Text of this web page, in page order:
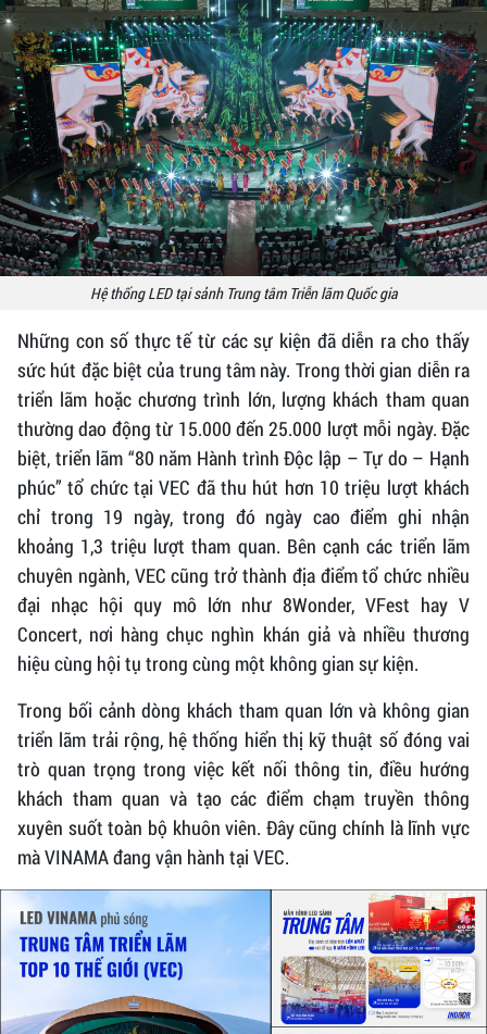
Hệ thống LED tại sảnh Trung tâm Triễn lãm Quốc gia
Những con số thực tế từ các sự kiện đã diễn ra cho thấy
sức hút đặc biệt của trung tâm này. Trong thời gian diễn ra
triển lãm hoặc chương trình lớn, lượng khách tham quan
thường dao động từ 15.000 đến 25.000 lượt mỗi ngày. Đặc
biệt, triển lãm “80 năm Hành trình Độc lập – Tự do – Hạnh
phúc” tổ chức tại VEC đã thu hút hơn 10 triệu lượt khách
chỉ trong 19 ngày, trong đó ngày cao điểm ghi nhận
khoảng 1,3 triệu lượt tham quan. Bên cạnh các triển lãm
chuyên ngành, VEC cũng trở thành địa điểm tổ chức nhiều
đại nhạc hội quy mô lớn như 8Wonder, VFest hay V
Concert, nơi hàng chục nghìn khán giả và nhiều thương
hiệu cùng hội tụ trong cùng một không gian sự kiện.
Trong bối cảnh dòng khách tham quan lớn và không gian
triển lãm trải rộng, hệ thống hiển thị kỹ thuật số đóng vai
trò quan trọng trong việc kết nối thông tin, điều hướng
khách tham quan và tạo các điểm chạm truyền thông
xuyên suốt toàn bộ khuôn viên. Đây cũng chính là lĩnh vực
mà VINAMA đang vận hành tại VEC.